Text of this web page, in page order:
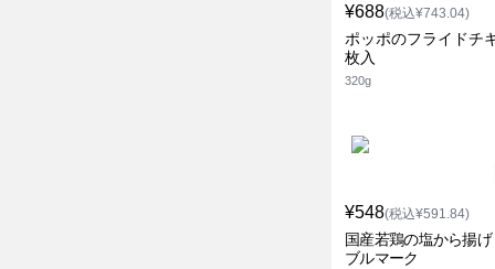
¥688(税込¥743.04)
ポッポのフライドチ
枚入
320g
¥548(税込¥591.84)
国産若鶏の塩から揚げ
ブルマーク